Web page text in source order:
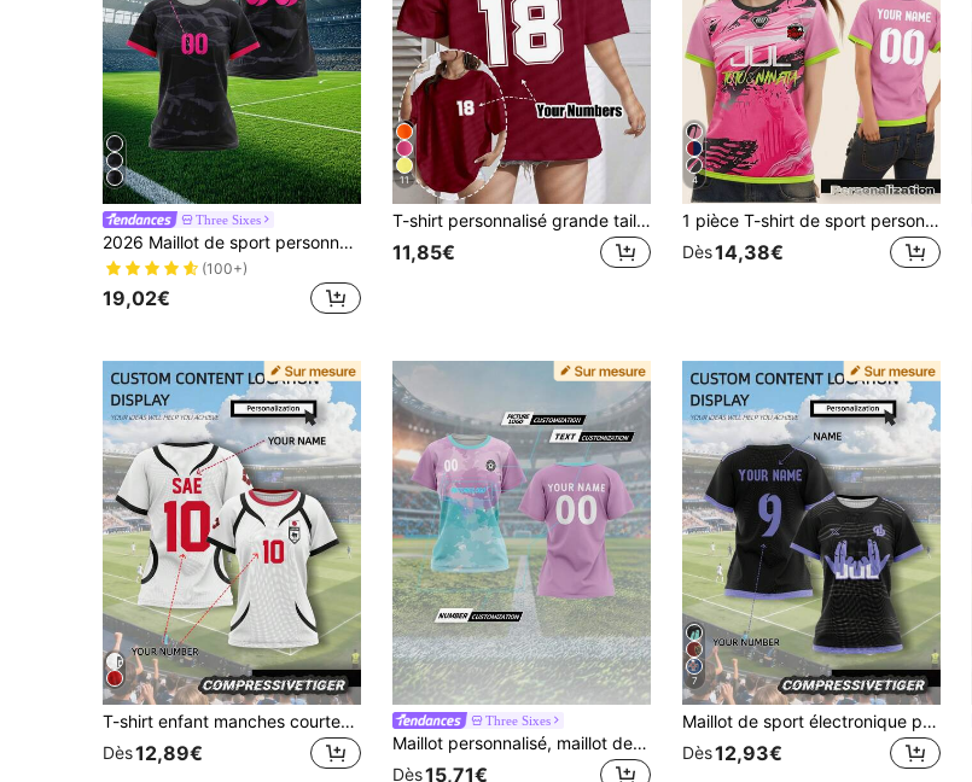
Three Sixes
2026 Maillot de sport personnalisé pour femmes à manches courtes, avec nom et numéro imprimés sur le devant et le dos, séchage rapide et respirant, pour un port quotidien décontracté
(100+)
19,02€
11
T-shirt personnalisé grande taille pour femmes, impression recto-verso possible avec votre numéro, logo, nom/texte/numéro porte-bonheur. Sport
11,85€
4
1 pièce T-shirt de sport personnalisé rose "Jul" pour femmes - Nom et numéro personnalisables, T-shirt de jeu, peut ajouter votre nom et numéro au dos, fabriqué en matériau respirant à séchage rapide, 2026, Gul Gaming, cadeau de la Saint-Valentin, adapté au yoga, pour elle, athleisure
Dès14,38€
T-shirt enfant manches courtes blanc personnalisé Japon U20, taille 10, SAE, style dessin animé anime, été. T-shirt femme 2024. Idéal pour Halloween, Thanksgiving et les tenues décontractées. Sport.
Dès12,89€
Three Sixes
Maillot personnalisé, maillot de football à col rond pour équipe sportive féminine, personnalisable à l'avant et à l'arrière avec nom, numéro, logo, équipe. Convient pour les événements sportifs scolaires, les uniformes d'équipe, les tenues décontractées, les fêtes. Coupe confortable, adapté aux sports de loisirs, à l'entraînement, au printemps/été/automne. à la mode, minimaliste, personnalisé, tenue de sport chic, tenues décontractées
Dès15,71€
7
Maillot de sport électronique professionnel personnalisé pour femmes "Jul" - Chemise à manches courtes violette personnalisable, tissu respirant, idéal pour les streamers et les professionnels des sports électroniques qui veulent se démarquer, Coupe du monde 2026, cadeau de la Saint-Valentin, JulGaming Été
Dès12,93€